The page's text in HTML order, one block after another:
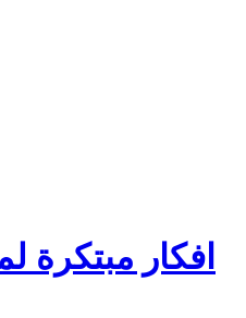
افكار مبتكرة